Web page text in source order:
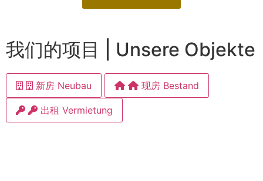
我们的项目 | Unsere Objekte
新房 Neubau 现房 Bestand
出租 Vermietung